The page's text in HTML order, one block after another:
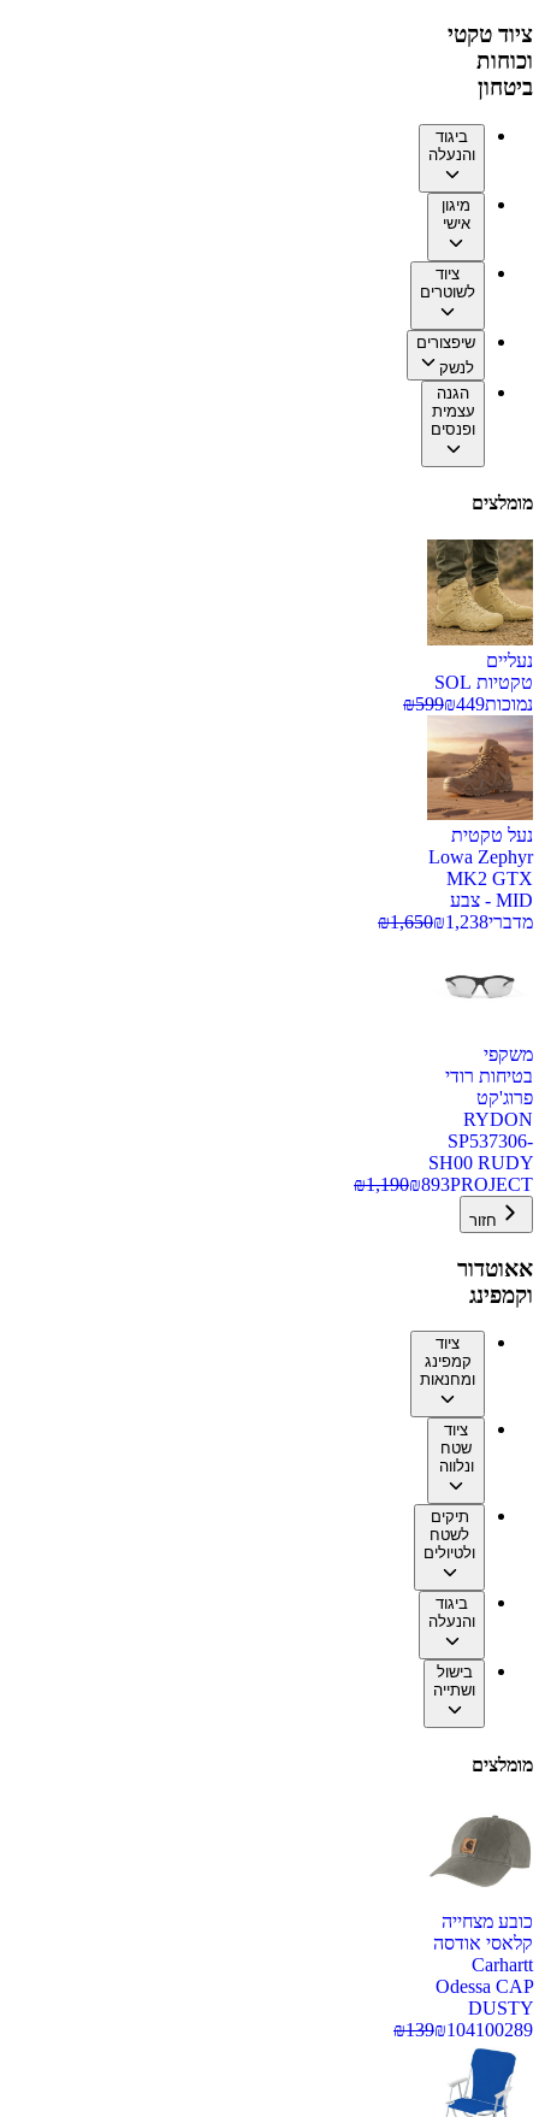
ציוד טקטי
וכוחות
ביטחון
ביגוד
והנעלה
מיגון
אישי
ציוד
לשוטרים
שיפצורים
לנשק
הגנה
עצמית
ופנסים
מומלצים
נעליים
טקטיות SOL
נמוכות
₪449
₪599
נעל טקטית
Lowa Zephyr
MK2 GTX
MID - צבע
מדברי
₪1,238
₪1,650
משקפי
בטיחות רודי
פרוג'קט
RYDON
SP537306-
SH00 RUDY
PROJECT
₪893
₪1,190
חזור
אאוטדור
וקמפינג
ציוד
קמפינג
ומחנאות
ציוד
שטח
ונלווה
תיקים
לשטח
ולטיולים
ביגוד
והנעלה
בישול
ושתייה
מומלצים
כובע מצחייה
קלאסי אודסה
Carhartt
Odessa CAP
DUSTY
100289
₪104
₪139